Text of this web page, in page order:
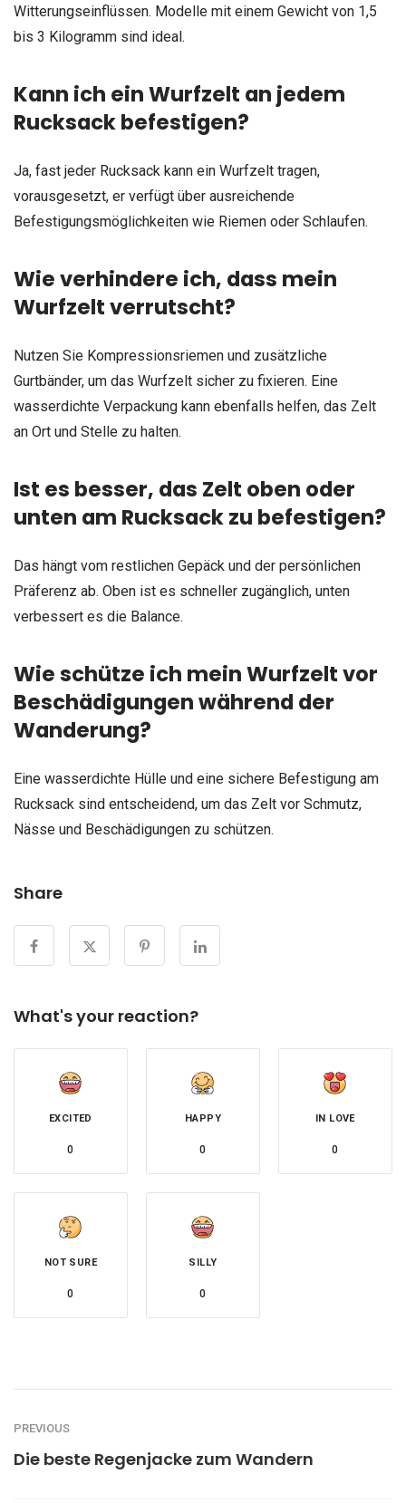
Witterungseinflüssen. Modelle mit einem Gewicht von 1,5
bis 3 Kilogramm sind ideal.
Kann ich ein Wurfzelt an jedem
Rucksack befestigen?
Ja, fast jeder Rucksack kann ein Wurfzelt tragen,
vorausgesetzt, er verfügt über ausreichende
Befestigungsmöglichkeiten wie Riemen oder Schlaufen.
Wie verhindere ich, dass mein
Wurfzelt verrutscht?
Nutzen Sie Kompressionsriemen und zusätzliche
Gurtbänder, um das Wurfzelt sicher zu fixieren. Eine
wasserdichte Verpackung kann ebenfalls helfen, das Zelt
an Ort und Stelle zu halten.
Ist es besser, das Zelt oben oder
unten am Rucksack zu befestigen?
Das hängt vom restlichen Gepäck und der persönlichen
Präferenz ab. Oben ist es schneller zugänglich, unten
verbessert es die Balance.
Wie schütze ich mein Wurfzelt vor
Beschädigungen während der
Wanderung?
Eine wasserdichte Hülle und eine sichere Befestigung am
Rucksack sind entscheidend, um das Zelt vor Schmutz,
Nässe und Beschädigungen zu schützen.
Share
What's your reaction?
EXCITED
0
HAPPY
0
IN LOVE
0
NOT SURE
0
SILLY
0
PREVIOUS
Die beste Regenjacke zum Wandern